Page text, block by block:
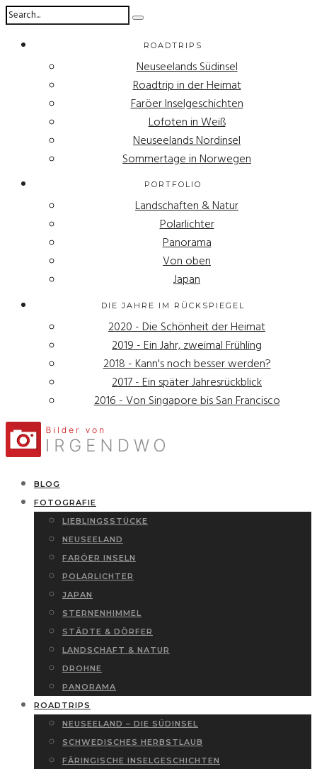
ROADTRIPS
Neuseelands Südinsel
Roadtrip in der Heimat
Faröer Inselgeschichten
Lofoten in Weiß
Neuseelands Nordinsel
Sommertage in Norwegen
PORTFOLIO
Landschaften & Natur
Polarlichter
Panorama
Von oben
Japan
DIE JAHRE IM RÜCKSPIEGEL
2020 - Die Schönheit der Heimat
2019 - Ein Jahr, zweimal Frühling
2018 - Kann's noch besser werden?
2017 - Ein später Jahresrückblick
2016 - Von Singapore bis San Francisco
BLOG
FOTOGRAFIE
LIEBLINGSSTÜCKE
NEUSEELAND
FARÖER INSELN
POLARLICHTER
JAPAN
STERNENHIMMEL
STÄDTE & DÖRFER
LANDSCHAFT & NATUR
DROHNE
PANORAMA
ROADTRIPS
NEUSEELAND – DIE SÜDINSEL
SCHWEDISCHES HERBSTLAUB
FÄRINGISCHE INSELGESCHICHTEN